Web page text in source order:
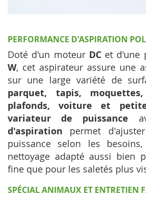
PERFORMANCE D'ASPIRATION
Doté d'un moteur DCet d'une
W, cet aspirateur assure une
sur une large variété de
parquet, tapis,
plafonds, voiture et
variateur de puissance
d'aspiration permet
puissance selon les
nettoyage adapté aussi bien
fine que pour les saletés plus
SPÉCIAL ANIMAUX ET ENTRETIEN